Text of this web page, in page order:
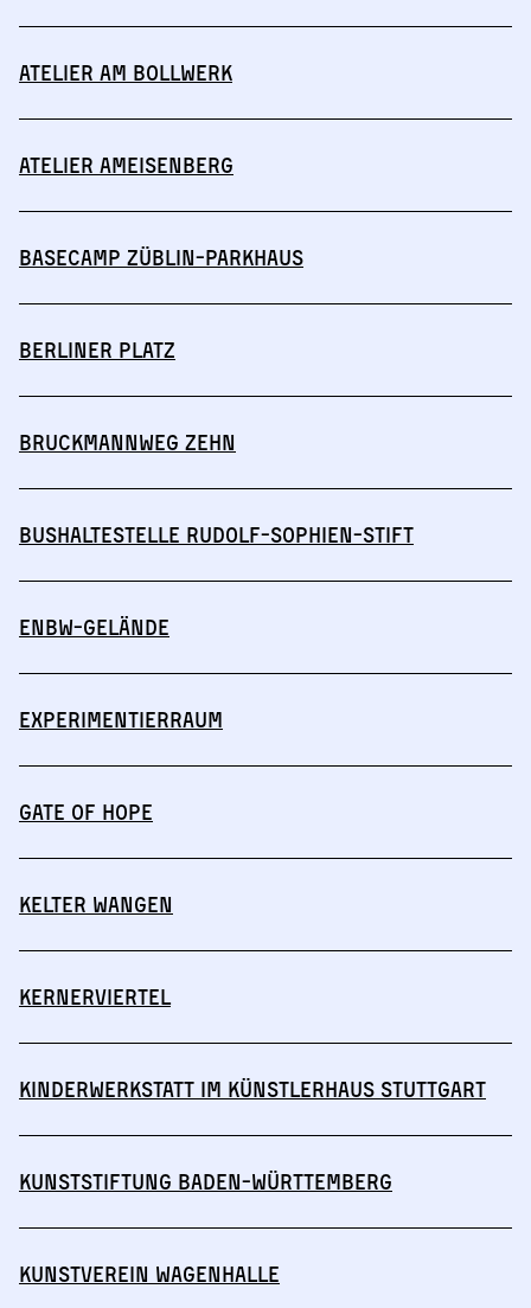
Atelier am Bollwerk
Atelier Ameisenberg
Basecamp Züblin-Parkhaus
Berliner Platz
Bruckmannweg Zehn
Bushaltestelle Rudolf-Sophien-Stift
ENBW-Gelände
Experimentierraum
Gate of Hope
Kelter Wangen
Kernerviertel
Kinderwerkstatt im Künstlerhaus Stuttgart
Kunststiftung Baden-Württemberg
Kunstverein Wagenhalle